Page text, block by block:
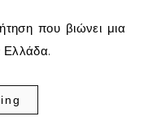
που βιώνει μια
Ελλάδα.